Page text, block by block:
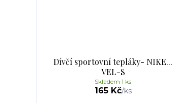
Dívčí sportovní tepláky- NIKE...
VEL-S
165 Kč/ks
Skladem 1 ks